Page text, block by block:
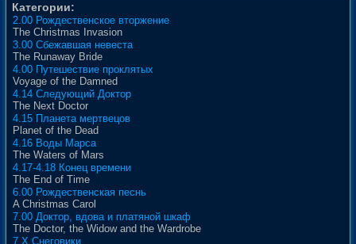
Категории:
2.00 Рождественское вторжение
The Christmas Invasion
3.00 Сбежавшая невеста
The Runaway Bride
4.00 Путешествие проклятых
Voyage of the Damned
4.14 Следующий Доктор
The Next Doctor
4.15 Планета мертвецов
Planet of the Dead
4.16 Воды Марса
The Waters of Mars
4.17-4.18 Конец времени
The End of Time
6.00 Рождественская песнь
A Christmas Carol
7.00 Доктор, вдова и платяной шкаф
The Doctor, the Widow and the Wardrobe
7.X Снеговики